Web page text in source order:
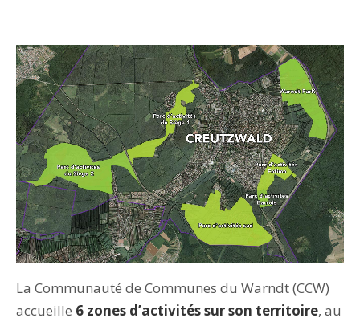
La Communauté de Communes du Warndt (CCW)
accueille 6 zones d’activités sur son territoire, au